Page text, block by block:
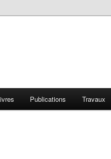
Publications Travaux